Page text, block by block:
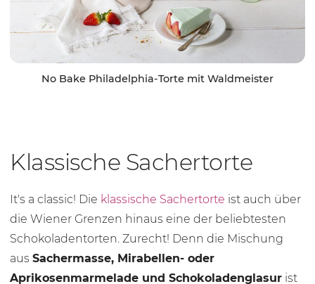
No Bake Philadelphia-Torte mit Waldmeister
Klassische Sachertorte
It's a classic! Die klassische Sachertorte ist auch über
die Wiener Grenzen hinaus eine der beliebtesten
Schokoladentorten. Zurecht! Denn die Mischung
aus Sachermasse, Mirabellen- oder
Aprikosenmarmelade und Schokoladenglasur ist